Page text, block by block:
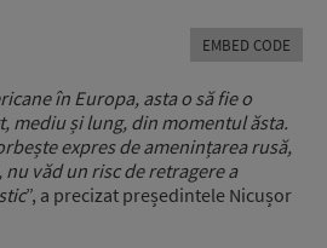
EMBED CODE
în Europa, asta o să fie o
mediu și lung, din momentul ăsta.
expres de amenințarea rusă,
văd un risc de retragere a
”, a precizat președintele Nicușor